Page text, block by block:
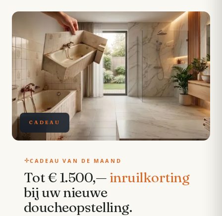
CADEAU
CADEAU VAN DE MAAND
Tot € 1.500,— inruilkorting
bij uw nieuwe
doucheopstelling.